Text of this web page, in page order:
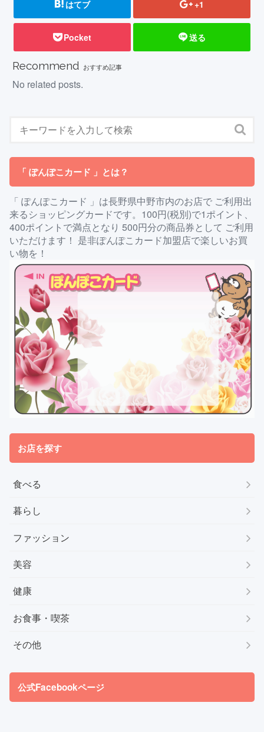
はてブ +1
Pocket 送る
Recommend おすすめ記事
No related posts.
「 ぽんぽこカード 」とは？
「 ぽんぽこカード 」は長野県中野市内のお店で ご利用出
来るショッピングカードです。100円(税別)で1ポイント、
400ポイントで満点となり 500円分の商品券として ご利用
いただけます！ 是非ぽんぽこカード加盟店で楽しいお買
い物を！
お店を探す
食べる
暮らし
ファッション
美容
健康
お食事・喫茶
その他
公式Facebookページ